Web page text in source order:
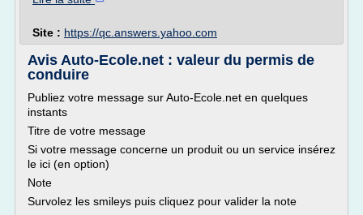
Site : https://qc.answers.yahoo.com
Avis Auto-Ecole.net : valeur du permis de
conduire
Publiez votre message sur Auto-Ecole.net en quelques
instants
Titre de votre message
Si votre message concerne un produit ou un service insérez
le ici (en option)
Note
Survolez les smileys puis cliquez pour valider la note